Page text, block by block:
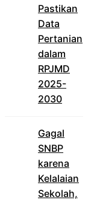
Pastikan
Data
Pertanian
dalam
RPJMD
2025-
2030
Gagal
SNBP
karena
Kelalaian
Sekolah,